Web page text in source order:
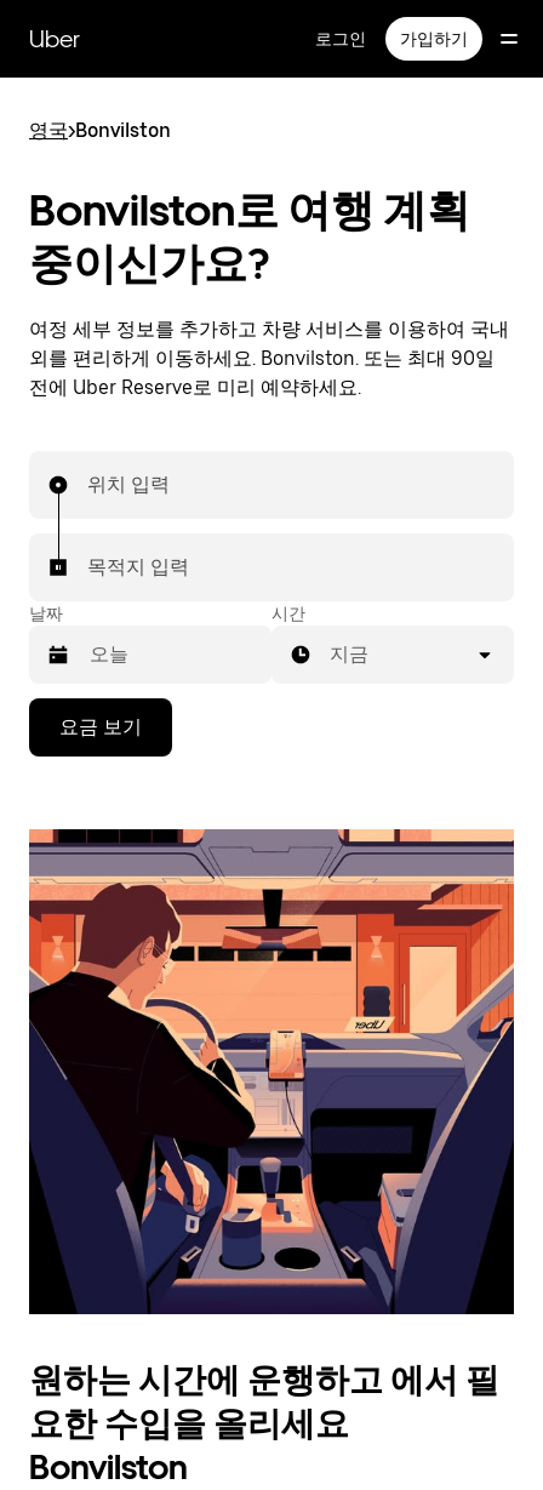
Uber 로그인 가입하기
영국>Bonvilston
Bonvilston로 여행 계획
중이신가요?
여정 세부 정보를 추가하고 차량 서비스를 이용하여 국내
외를 편리하게 이동하세요. Bonvilston. 또는 최대 90일
전에 Uber Reserve로 미리 예약하세요.
위치 입력
목적지 입력
날짜
작
면
아
래
화
살
표
러
날
짜
캘
린
더
를
닫
시간
지금
요금 보기
원하는 시간에 운행하고 에서 필
요한 수입을 올리세요
Bonvilston